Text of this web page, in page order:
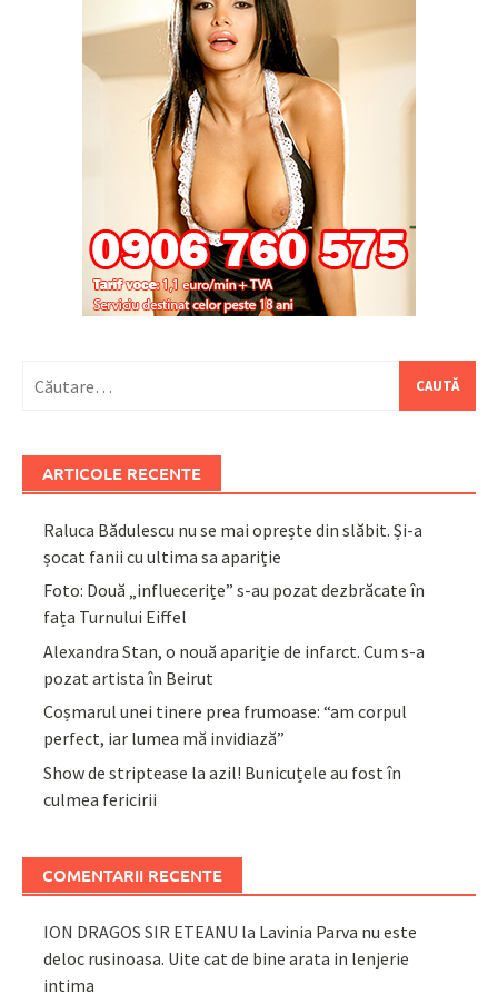
după:
ARTICOLE RECENTE
Raluca Bădulescu nu se mai oprește din slăbit. Și-a
șocat fanii cu ultima sa apariție
Foto: Două „influecerițe” s-au pozat dezbrăcate în
fața Turnului Eiffel
Alexandra Stan, o nouă apariție de infarct. Cum s-a
pozat artista în Beirut
Coșmarul unei tinere prea frumoase: “am corpul
perfect, iar lumea mă invidiază”
Show de striptease la azil! Bunicuțele au fost în
culmea fericirii
COMENTARII RECENTE
ION DRAGOS SIR ETEANU la Lavinia Parva nu este
deloc rusinoasa. Uite cat de bine arata in lenjerie
intima